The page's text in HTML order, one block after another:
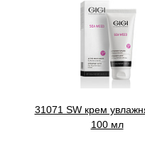
31071 SW крем
100 мл